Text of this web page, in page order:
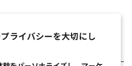
ライバシーを大切にし